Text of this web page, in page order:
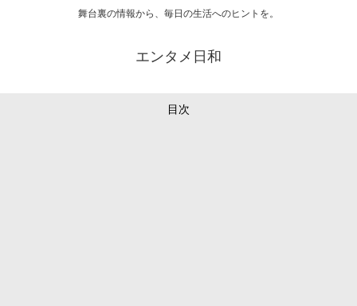
舞台裏の情報から、毎日の生活へのヒントを。
エンタメ日和
目次